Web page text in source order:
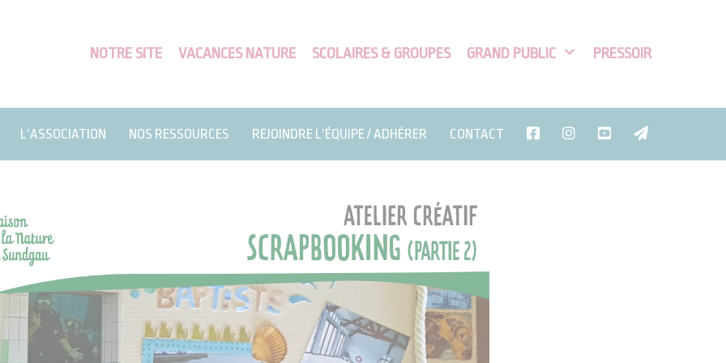
NOTRE SITE VACANCES NATURE SCOLAIRES & GROUPES GRAND PUBLIC PRESSOIR
L’ASSOCIATION NOS RESSOURCES REJOINDRE L’ÉQUIPE / ADHÉRER CONTACT